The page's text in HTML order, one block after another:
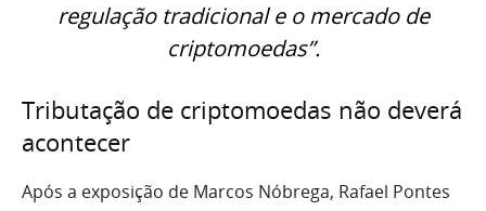
regulação tradicional e o mercado de
criptomoedas”.
Tributação de criptomoedas não deverá
acontecer
Após a exposição de Marcos Nóbrega, Rafael Pontes